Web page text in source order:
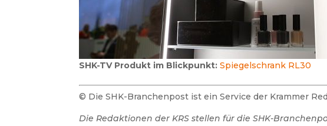
SHK-TV Produkt im Blickpunkt: Spiegelschrank RL30
© Die SHK-Branchenpost ist ein Service der Krammer
Die Redaktionen der KRS stellen für die SHK-